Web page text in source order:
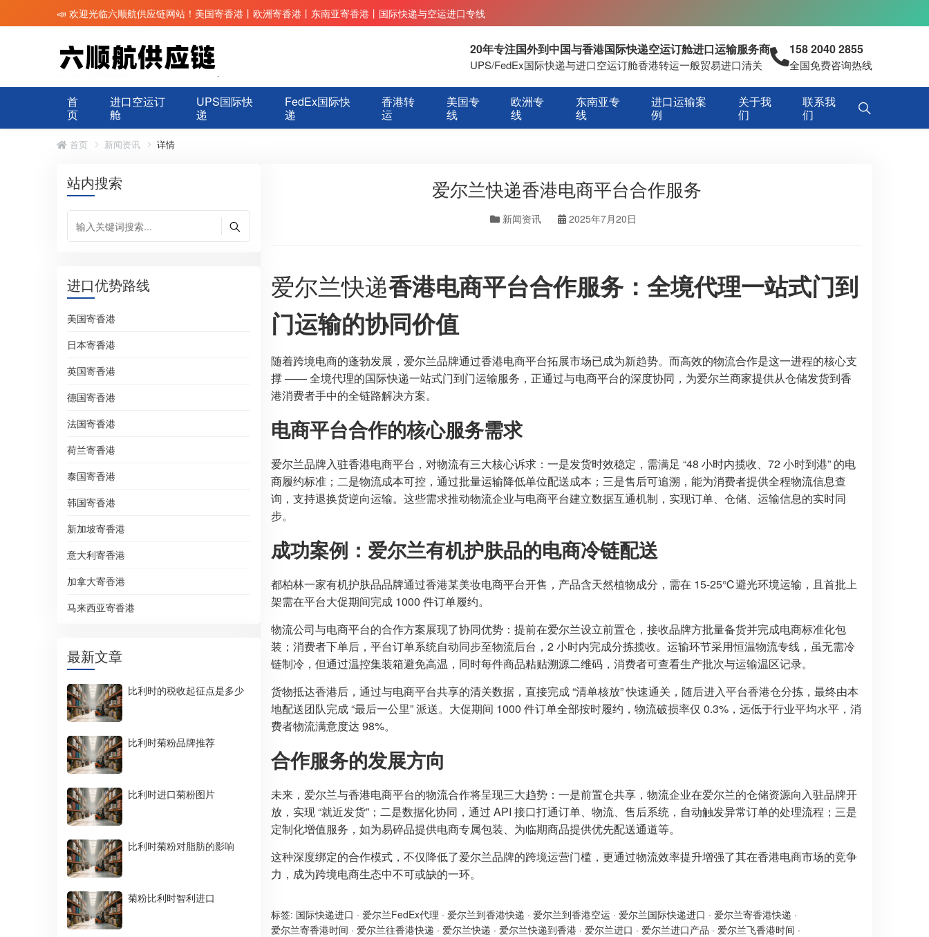
📣 欢迎光临六顺航供应链网站！美国寄香港丨欧洲寄香港丨东南亚寄香港丨国际快递与空运进口专线
20年专注国外到中国与香港国际快递空运订舱进口运输服务商
UPS/FedEx国际快递与进口空运订舱香港转运一般贸易进口清关
158 2040 2855
全国免费咨询热线
首
页
进口空运订
舱
UPS国际快
递
FedEx国际快
递
香港转
运
美国专
线
欧洲专
线
东南亚专
线
进口运输案
例
关于我
们
联系我
们
首页 新闻资讯 详情
站内搜索
进口优势路线
美国寄香港
日本寄香港
英国寄香港
德国寄香港
法国寄香港
荷兰寄香港
泰国寄香港
韩国寄香港
新加坡寄香港
意大利寄香港
加拿大寄香港
马来西亚寄香港
最新文章
比利时的税收起征点是多少
比利时菊粉品牌推荐
比利时进口菊粉图片
比利时菊粉对脂肪的影响
菊粉比利时智利进口
爱尔兰快递香港电商平台合作服务
新闻资讯 2025年7月20日
爱尔兰快递香港电商平台合作服务：全境代理一站式门到
门运输的协同价值
随着跨境电商的蓬勃发展，爱尔兰品牌通过香港电商平台拓展市场已成为新趋势。而高效的物流合作是这一进程的核心支
撑 —— 全境代理的国际快递一站式门到门运输服务，正通过与电商平台的深度协同，为爱尔兰商家提供从仓储发货到香
港消费者手中的全链路解决方案。
电商平台合作的核心服务需求
爱尔兰品牌入驻香港电商平台，对物流有三大核心诉求：一是发货时效稳定，需满足 “48 小时内揽收、72 小时到港” 的电
商履约标准；二是物流成本可控，通过批量运输降低单位配送成本；三是售后可追溯，能为消费者提供全程物流信息查
询，支持退换货逆向运输。这些需求推动物流企业与电商平台建立数据互通机制，实现订单、仓储、运输信息的实时同
步。
成功案例：爱尔兰有机护肤品的电商冷链配送
都柏林一家有机护肤品品牌通过香港某美妆电商平台开售，产品含天然植物成分，需在 15-25℃避光环境运输，且首批上
架需在平台大促期间完成 1000 件订单履约。
物流公司与电商平台的合作方案展现了协同优势：提前在爱尔兰设立前置仓，接收品牌方批量备货并完成电商标准化包
装；消费者下单后，平台订单系统自动同步至物流后台，2 小时内完成分拣揽收。运输环节采用恒温物流专线，虽无需冷
链制冷，但通过温控集装箱避免高温，同时每件商品粘贴溯源二维码，消费者可查看生产批次与运输温区记录。
货物抵达香港后，通过与电商平台共享的清关数据，直接完成 “清单核放” 快速通关，随后进入平台香港仓分拣，最终由本
地配送团队完成 “最后一公里” 派送。大促期间 1000 件订单全部按时履约，物流破损率仅 0.3%，远低于行业平均水平，消
费者物流满意度达 98%。
合作服务的发展方向
未来，爱尔兰与香港电商平台的物流合作将呈现三大趋势：一是前置仓共享，物流企业在爱尔兰的仓储资源向入驻品牌开
放，实现 “就近发货”；二是数据化协同，通过 API 接口打通订单、物流、售后系统，自动触发异常订单的处理流程；三是
定制化增值服务，如为易碎品提供电商专属包装、为临期商品提供优先配送通道等。
这种深度绑定的合作模式，不仅降低了爱尔兰品牌的跨境运营门槛，更通过物流效率提升增强了其在香港电商市场的竞争
力，成为跨境电商生态中不可或缺的一环。
标签: 国际快递进口 · 爱尔兰FedEx代理 · 爱尔兰到香港快递 · 爱尔兰到香港空运 · 爱尔兰国际快递进口 · 爱尔兰寄香港快递 ·
爱尔兰寄香港时间 · 爱尔兰往香港快递 · 爱尔兰快递 · 爱尔兰快递到香港 · 爱尔兰进口 · 爱尔兰进口产品 · 爱尔兰飞香港时间 ·